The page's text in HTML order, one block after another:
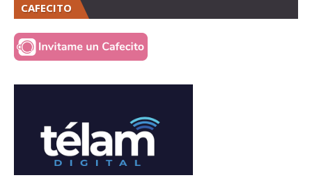
CAFECITO